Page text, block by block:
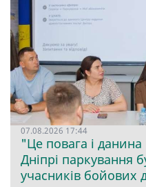
07.08.2026 17:44
"Це повага і
Дніпрі паркування
учасників бойових